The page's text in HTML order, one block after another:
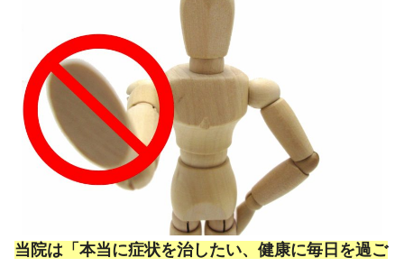
当院は「本当に症状を治したい、健康に毎日を過ご